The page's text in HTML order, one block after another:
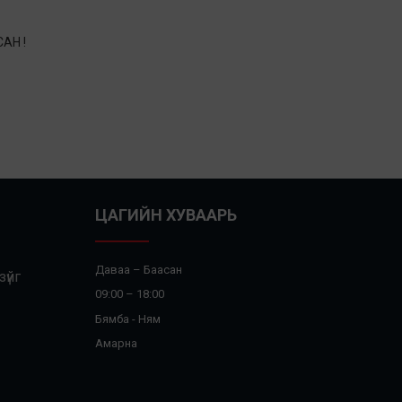
!
ЦАГИЙН ХУВААРЬ
Даваа – Баасан
09:00 – 18:00
Бямба - Ням
Амарна